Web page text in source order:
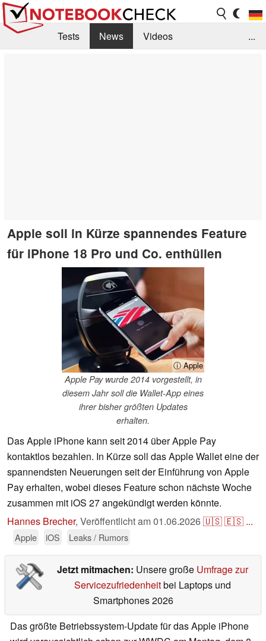
Tests News
Videos
...
Apple soll in Kürze spannendes Feature
für iPhone 18 Pro und Co. enthüllen
ⓘ Apple
Apple Pay wurde 2014 vorgestellt, in
diesem Jahr soll die Wallet-App eines
ihrer bisher größten Updates
erhalten.
Das Apple iPhone kann seit 2014 über Apple Pay
kontaktlos bezahlen. In Kürze soll das Apple Wallet eine der
spannendsten Neuerungen seit der Einführung von Apple
Pay erhalten, wobei dieses Feature schon nächste Woche
zusammen mit iOS 27 angekündigt werden könnte.
Hannes Brecher, Veröffentlicht am01.06.2026🇺🇸🇪🇸 ...
Apple iOS Leaks / Rumors
Jetzt mitmachen: Unsere große Umfrage zur
Servicezufriedenheitbei Laptops und
Smartphones 2026
Das größte Betriebssystem-Update für das Apple iPhone